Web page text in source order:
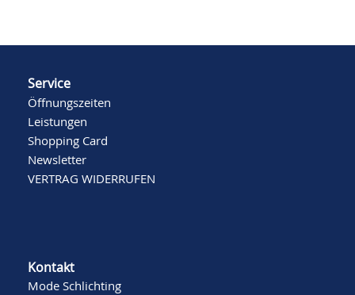
Service
Öffnungszeiten
Leistungen
Shopping Card
Newsletter
VERTRAG WIDERRUFEN
Kontakt
Mode Schlichting